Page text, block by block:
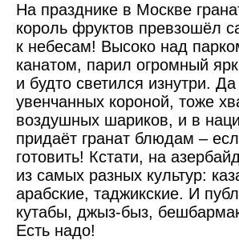
На празднике в Москве
король фруктов превзошёл
к небесам! Высоко над
канатом, парил огромный
и будто светился изнутри.
увенчанных короной, тоже
воздушных шариков, и в
придаёт гранат блюдам –
готовить! Кстати, на
из самых разных культур:
арабские, таджикские. И
кутабы, джыз-быз,
Есть надо!